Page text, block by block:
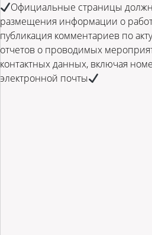
Официальные страницы
размещения информации о
публикация комментариев по
отчетов о проводимых
контактных данных, включая
электронной почты